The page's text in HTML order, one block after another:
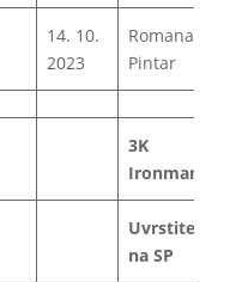
14. 10.
2023
Romana
Pintar
3K
Ironman
Uvrstitev
na SP